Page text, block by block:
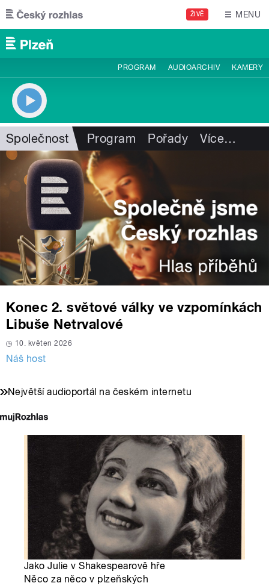
Přejít k hlavnímu obsahu
ŽIVĚ MENU
PROGRAM AUDIOARCHIV KAMERY
Společnost Program Pořady Více…
Konec 2. světové války ve vzpomínkách
Libuše Netrvalové
10. květen 2026
Náš host
Největší audioportál na českém internetu
Jako Julie v Shakespearově hře
Něco za něco v plzeňských